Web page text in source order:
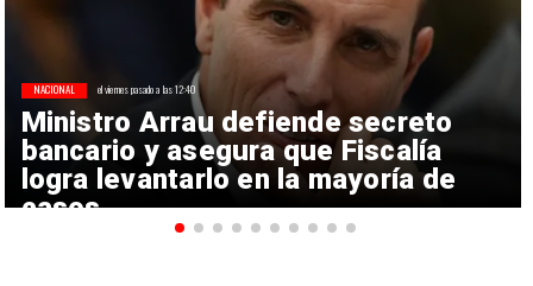
Ministro Arrau defiende secreto
bancario y asegura que Fiscalía
logra levantarlo en la mayoría de
casos
NACIONAL el viernes pasado a las 12:40